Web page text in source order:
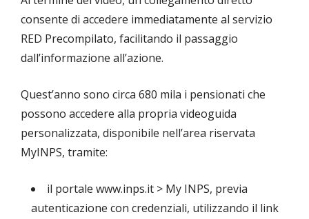
consente di accedere immediatamente al servizio
RED Precompilato, facilitando il passaggio
dall’informazione all’azione.
Quest’anno sono circa 680 mila i pensionati che
possono accedere alla propria videoguida
personalizzata, disponibile nell’area riservata
MyINPS, tramite:
il portale www.inps.it > My INPS, previa
autenticazione con credenziali, utilizzando il link